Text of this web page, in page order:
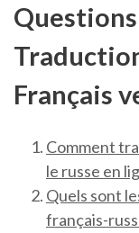
Français
Comment
le russe en
Quels sont
français-